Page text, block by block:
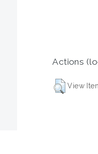
Actions
View